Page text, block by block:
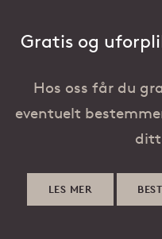
Gratis og
Hos oss får du
eventuelt
LES MER